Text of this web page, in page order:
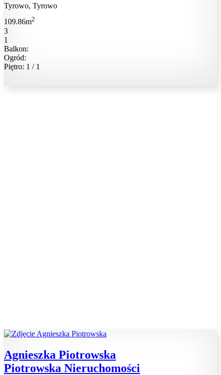
Tyrowo, Tyrowo
109.86m2
3
1
Balkon:
Ogród:
Piętro: 1 / 1
Agnieszka Piotrowska
Piotrowska Nieruchomości